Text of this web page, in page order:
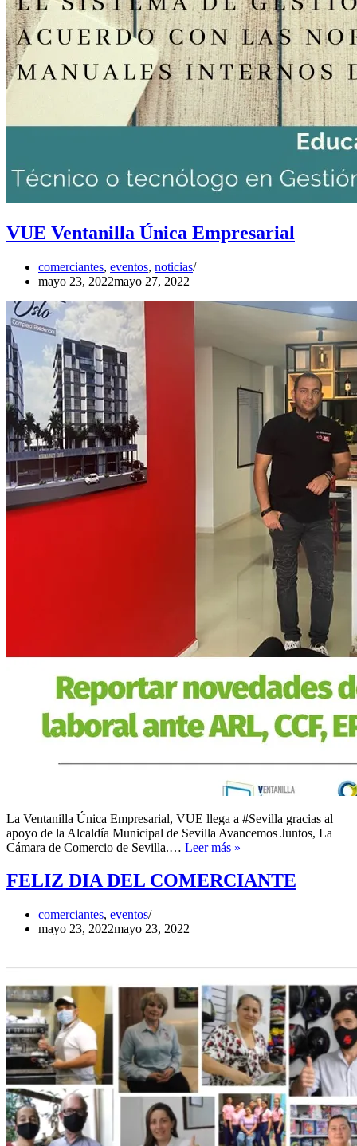
VUE Ventanilla Única Empresarial
comerciantes, eventos, noticias
mayo 23, 2022mayo 27, 2022
La Ventanilla Única Empresarial, VUE llega a #Sevilla gracias al
apoyo de la Alcaldía Municipal de Sevilla Avancemos Juntos, La
Cámara de Comercio de Sevilla.… Leer más »
Única
Empresarial
FELIZ DIA DEL COMERCIANTE
comerciantes, eventos
mayo 23, 2022mayo 23, 2022